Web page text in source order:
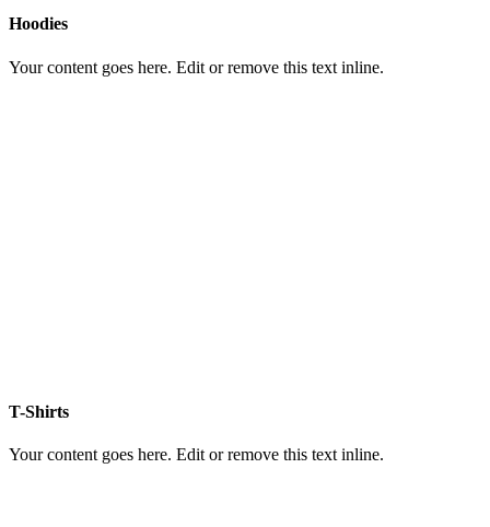
Hoodies
Your content goes here. Edit or remove this text inline.
T-Shirts
Your content goes here. Edit or remove this text inline.